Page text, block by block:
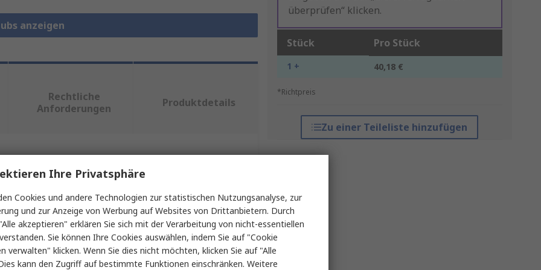
anzeigen
überprüfen“ klicken.
Stück Pro Stück
1 + 40,18 €
*Richtpreis
Zu einer Teileliste hinzufügen
Rechtliche
Anforderungen
Produktdetails
oder mehrere Eigenschaften auswählen.
Wert
StarTech.com
USB-Hub
Ihre Privatsphäre
Cookies und andere Technologien zur statistischen Nutzungsanalyse, zur
und zur Anzeige von Werbung auf Websites von Drittanbietern. Durch
akzeptieren" erklären Sie sich mit der Verarbeitung von nicht-essentiellen
Sie können Ihre Cookies auswählen, indem Sie auf "Cookie
verwalten" klicken. Wenn Sie dies nicht möchten, klicken Sie auf "Alle
kann den Zugriff auf bestimmte Funktionen einschränken. Weitere